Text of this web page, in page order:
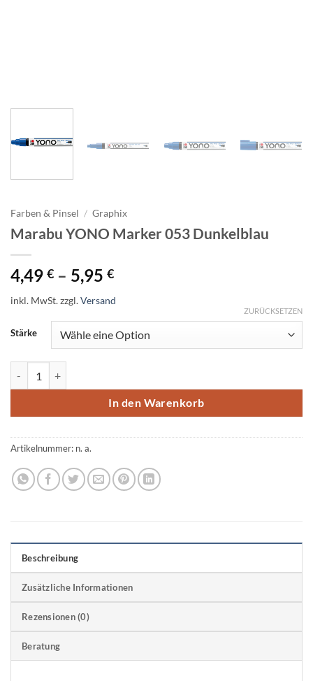
Farben & Pinsel / Graphix
Marabu YONO Marker 053 Dunkelblau
4,49 € – 5,95 €
inkl. MwSt.zzgl.Versand
Stärke
ZURÜCKSETZEN
In den Warenkorb
Artikelnummer: n. a.
Beschreibung
Zusätzliche Informationen
Rezensionen (0)
Beratung